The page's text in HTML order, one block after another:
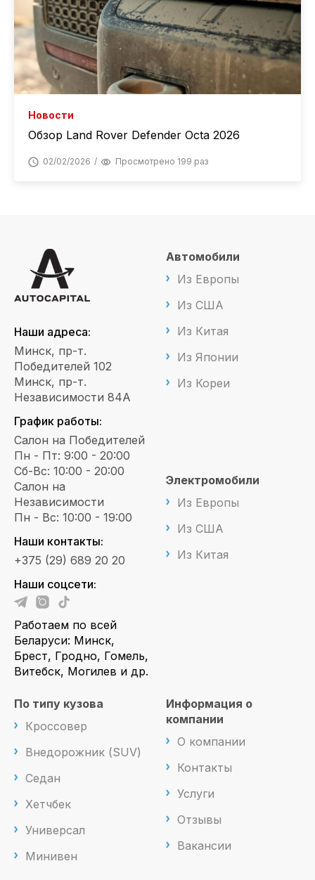
Новости
Обзор Land Rover Defender Octa 2026
02/02/2026 Просмотрено 199 раз
Наши адреса:
Минск, пр-т.
Победителей 102
Минск, пр-т.
Независимости 84А
График работы:
Салон на Победителей
Пн - Пт: 9:00 - 20:00
Сб-Вс: 10:00 - 20:00
Салон на
Независимости
Пн - Вс: 10:00 - 19:00
Наши контакты:
+375 (29) 689 20 20
Наши соцсети:
Работаем по всей
Беларуси: Минск,
Брест, Гродно, Гомель,
Витебск, Могилев и др.
Автомобили
Из Европы
Из США
Из Китая
Из Японии
Из Кореи
Электромобили
Из Европы
Из США
Из Китая
По типу кузова
Кроссовер
Внедорожник (SUV)
Седан
Хетчбек
Универсал
Минивен
Информация о
компании
О компании
Контакты
Услуги
Отзывы
Вакансии